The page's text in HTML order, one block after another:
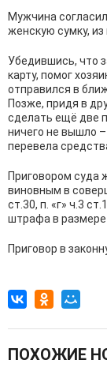
Мужчина
женскую сумку, из
Убедившись, что
карту, помог
отправился в
Позже, придя в
сделать ещё две
ничего не вышло
перевела
Приговором суда
виновным в
ст.30, п. «г» ч.3
штрафа в размере
Приговор в
ПОХОЖИЕ